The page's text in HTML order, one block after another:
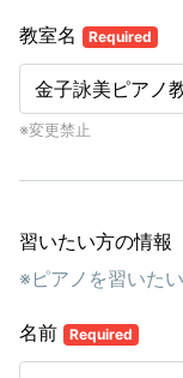
教室名 Required
※変更禁止
習いたい方の情報
※ピアノを習いた
名前 Required